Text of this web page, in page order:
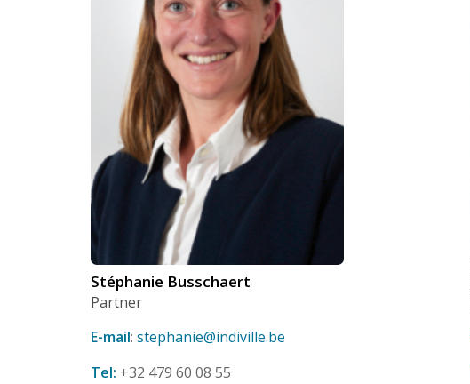
Stéphanie Busschaert
Partner
E-mail: stephanie@indiville.be
Tel: +32 479 60 08 55